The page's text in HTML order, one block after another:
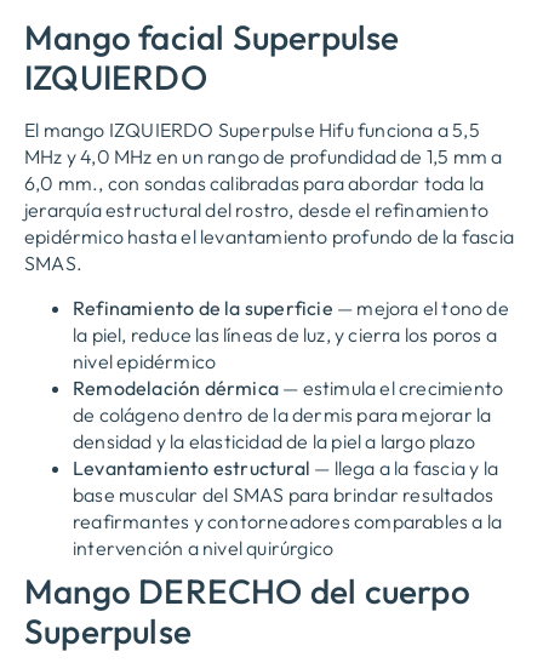
Mango facial Superpulse
IZQUIERDO
El mango IZQUIERDO Superpulse Hifu funciona a 5,5
MHz y 4,0 MHz en un rango de profundidad de 1,5 mm a
6,0 mm., con sondas calibradas para abordar toda la
jerarquía estructural del rostro, desde el refinamiento
epidérmico hasta el levantamiento profundo de la fascia
SMAS.
Refinamiento de la superficie — mejora el tono de
la piel, reduce las líneas de luz, y cierra los poros a
nivel epidérmico
Remodelación dérmica — estimula el crecimiento
de colágeno dentro de la dermis para mejorar la
densidad y la elasticidad de la piel a largo plazo
Levantamiento estructural — llega a la fascia y la
base muscular del SMAS para brindar resultados
reafirmantes y contorneadores comparables a la
intervención a nivel quirúrgico
Mango DERECHO del cuerpo
Superpulse